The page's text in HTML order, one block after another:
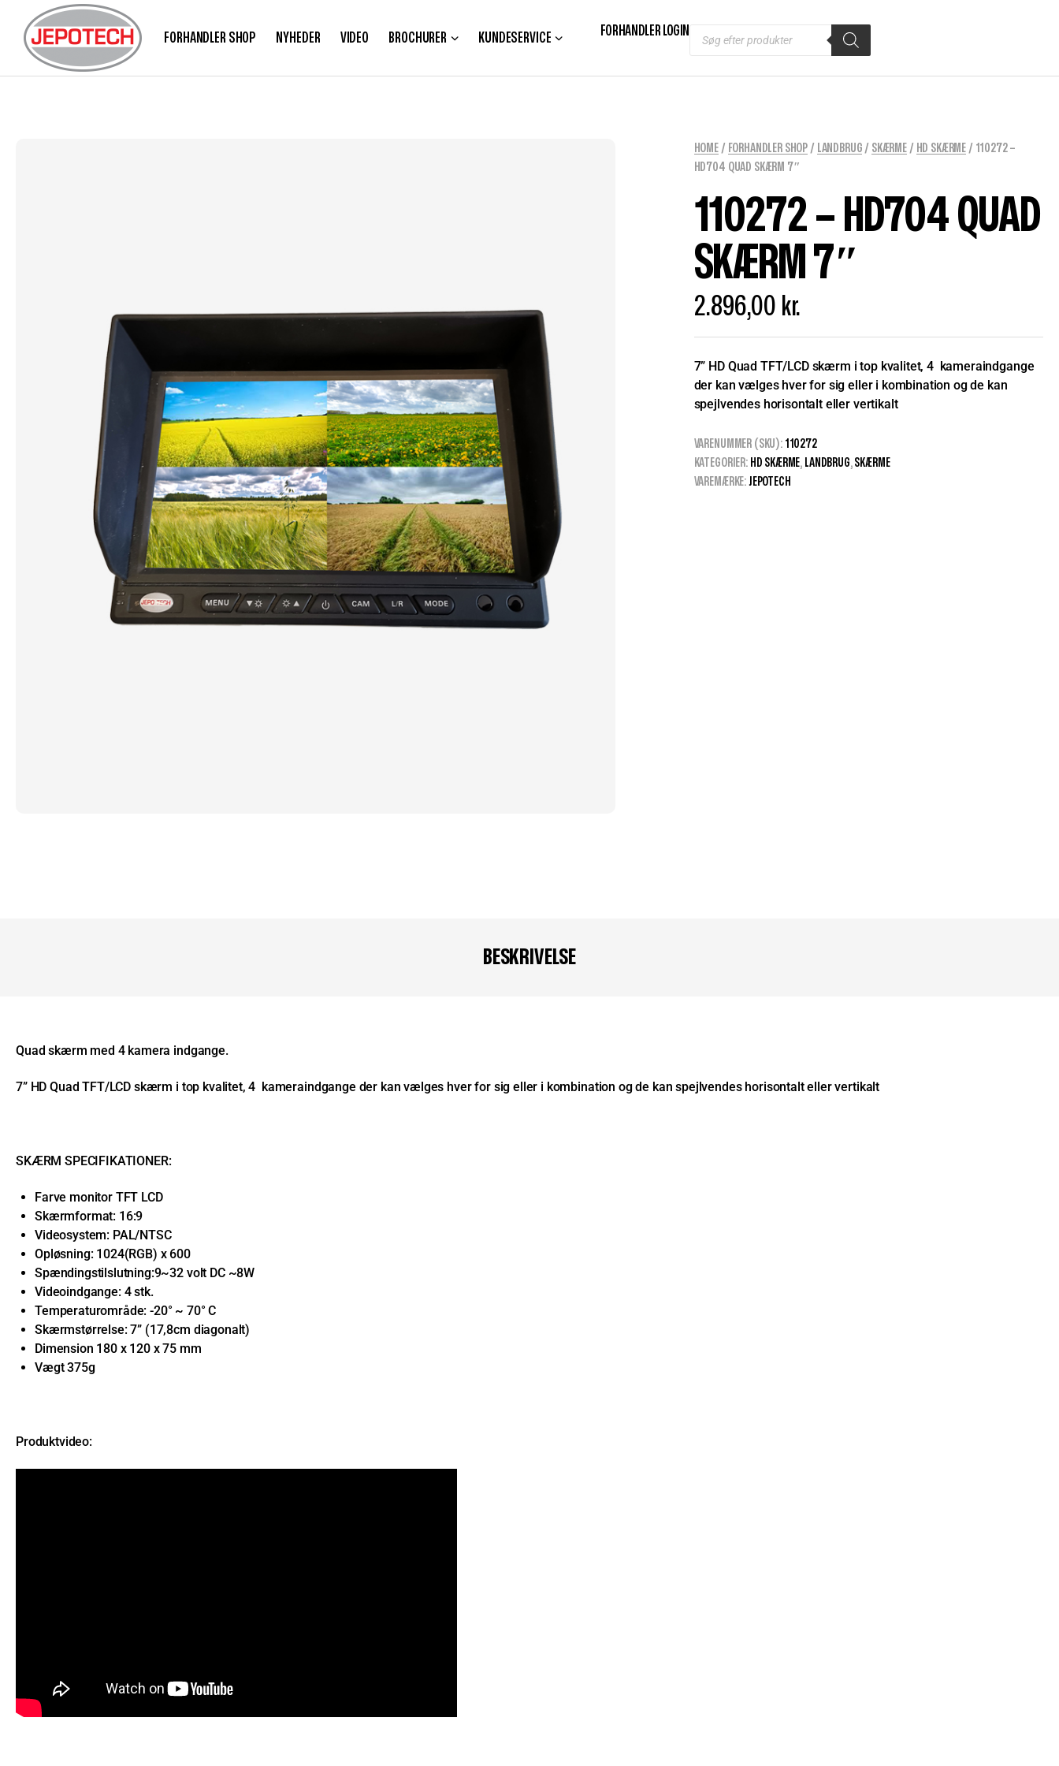
FORHANDLER SHOP NYHEDER VIDEO BROCHURER KUNDESERVICE
FORHANDLER LOGIN
HOME / FORHANDLER SHOP / LANDBRUG / SKÆRME / HD SKÆRME / 110272 –
HD704 QUAD SKÆRM 7″
110272 – HD704 QUAD
SKÆRM 7″
2.896,00 kr.
7” HD Quad TFT/LCD skærm i top kvalitet, 4 kameraindgange
der kan vælges hver for sig eller i kombination og de kan
spejlvendes horisontalt eller vertikalt
VARENUMMER (SKU): 110272
KATEGORIER: HD SKÆRME, LANDBRUG,SKÆRME
VAREMÆRKE:JEPOTECH
BESKRIVELSE
Quad skærm med 4 kamera indgange.
7” HD Quad TFT/LCD skærm i top kvalitet, 4 kameraindgange der kan vælges hver for sig eller i kombination og de kan spejlvendes horisontalt eller vertikalt
SKÆRM SPECIFIKATIONER:
Farve monitor TFT LCD
Skærmformat: 16:9
Videosystem: PAL/NTSC
Opløsning: 1024(RGB) x 600
Spændingstilslutning:9~32 volt DC ~8W
Videoindgange: 4 stk.
Temperaturområde: -20° ~ 70° C
Skærmstørrelse: 7” (17,8cm diagonalt)
Dimension 180 x 120 x 75 mm
Vægt 375g
Produktvideo: